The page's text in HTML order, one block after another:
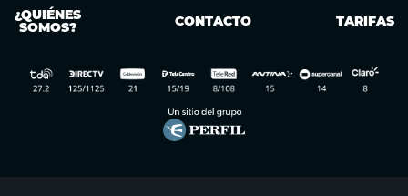
¿QUIÉNES
SOMOS? CONTACTO TARIFAS